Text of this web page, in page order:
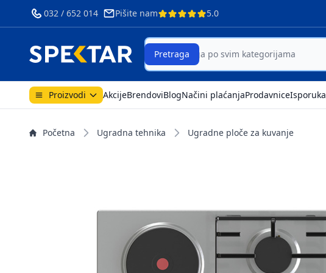
032 / 652 014 Pišite nam 5.0
Search
Pretraga
Proizvodi AkcijeBrendoviBlogNačini plaćanjaProdavniceIsporuka
Početna Ugradna tehnika Ugradne ploče za kuvanje